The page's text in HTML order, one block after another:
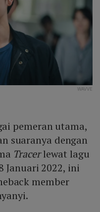
WAVVE
pemeran utama,
suaranya dengan
Tracerlewat lagu
Januari 2022, ini
member